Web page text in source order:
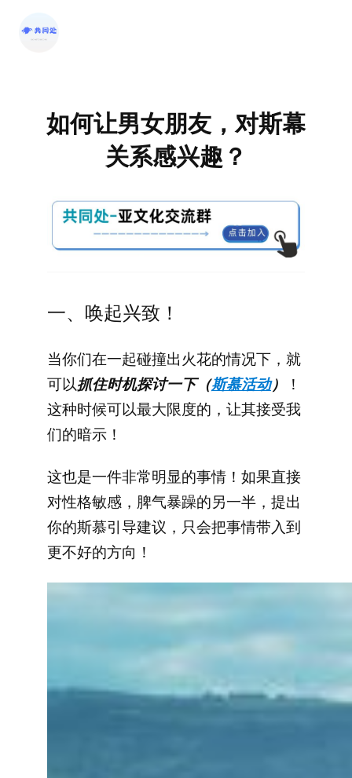
如何让男女朋友，对斯幕
关系感兴趣？
一、唤起兴致！
当你们在一起碰撞出火花的情况下，就
可以抓住时机探讨一下（斯慕活动）
！
这种时候可以最大限度的，让其接受我
们的暗示！
这也是一件非常明显的事情！如果直接
对性格敏感，脾气暴躁的另一半，提出
你的斯慕引导建议，只会把事情带入到
更不好的方向！